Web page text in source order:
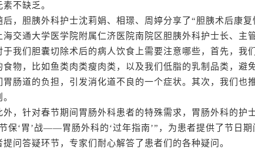
不缺乏。
胆胰外科护士沈莉娟、相璟、周婷分享了“胆胰术后康复
通大学医学院附属仁济医院南院区胆胰外科护士长、主管
们胆囊切除术后的病人饮食上需要注意哪些，首先，我
食物，比如鱼类肉类瘦肉类，以及我们低脂的乳制品类，避
胃肠道的负担，引发消化道不良的一个症状。其次，我们也
针对春节期间胃肠外科患者的特殊需求，胃肠外科的护
保‘胃’战——胃肠外科的‘过年指南’”，为患者提供了节日期
提问答疑环节，专家们耐心解答了患者们的各种疑问。